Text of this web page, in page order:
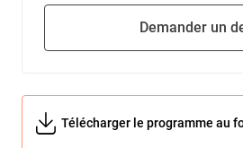
Demander un
Télécharger le programme au